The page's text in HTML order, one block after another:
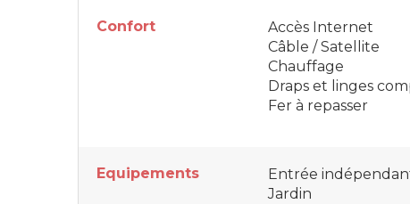
Confort
Accès Internet
Câble / Satellite
Chauffage
Draps et linges
Fer à repasser
Equipements
Entrée
Jardin